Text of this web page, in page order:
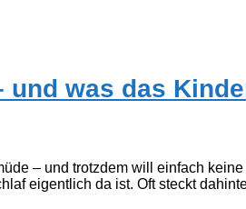
was das
– und trotzdem will einfach
eigentlich da ist. Oft steckt